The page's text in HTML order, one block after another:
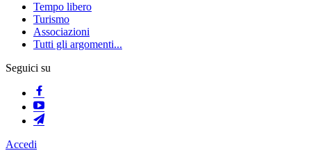
Tempo libero
Turismo
Associazioni
Tutti gli argomenti...
Seguici su
Accedi